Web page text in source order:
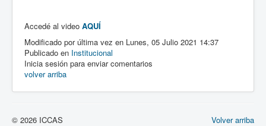
Accedé al video AQUÍ
Modificado por última vez en Lunes, 05 Julio 2021 14:37
Publicado en Institucional
Inicia sesión para enviar comentarios
volver arriba
Volver arriba
© 2026 ICCAS